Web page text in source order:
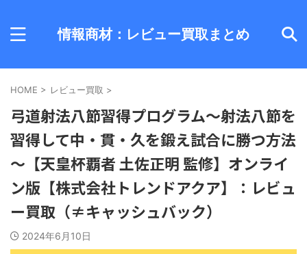
情報商材：レビュー買取まとめ
HOME > レビュー買取 >
弓道射法八節習得プログラム～射法八節を
習得して中・貫・久を鍛え試合に勝つ方法
～【天皇杯覇者 土佐正明 監修】オンライ
ン版【株式会社トレンドアクア】：レビュ
ー買取（≠キャッシュバック）
2024年6月10日